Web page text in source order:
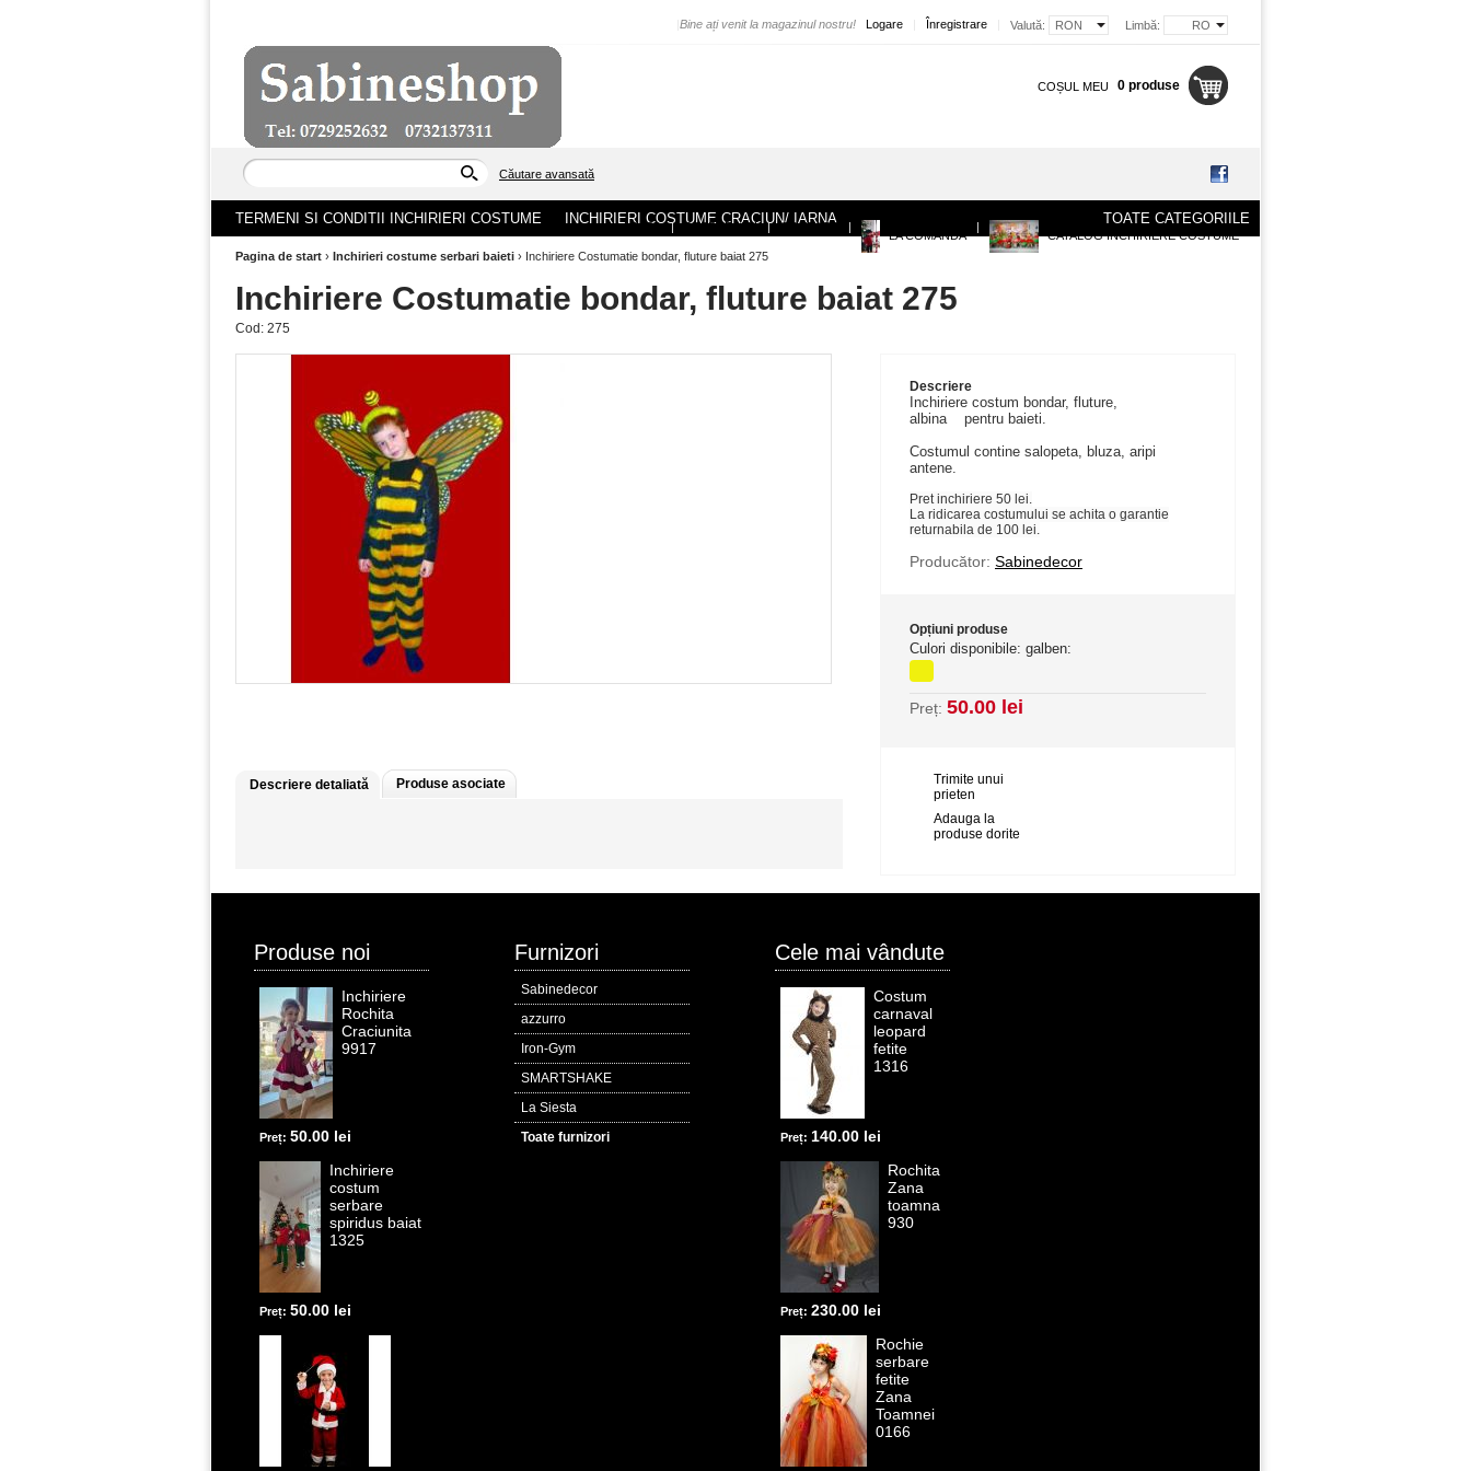
Limbă: RO
Valută: RON
Logare Înregistrare
Bine ați venit la magazinul nostru!
COȘUL MEU 0 produse
Căutare avansată
ACASA | DESPRE NOI | CONTACT |
LA COMANDA
|
CATALOG INCHIRIERE COSTUME
TERMENI SI CONDITII INCHIRIERI COSTUME INCHIRIERI COSTUME CRACIUN/ IARNA TOATE CATEGORIILE
Pagina de start › Inchirieri costume serbari baieti › Inchiriere Costumatie bondar, fluture baiat 275
Inchiriere Costumatie bondar, fluture baiat 275
Cod: 275
Descriere
Inchiriere costum bondar, fluture,
albina pentru baieti.
Costumul contine salopeta, bluza, aripi
antene.
Pret inchiriere 50 lei.
La ridicarea costumului se achita o garantie
returnabila de 100 lei.
Producător: Sabinedecor
Opțiuni produse
Culori disponibile: galben:
Preț: 50.00 lei
Trimite unui
prieten
Adauga la
produse dorite
Descriere detaliată Produse asociate
Produse noi
Inchiriere
Rochita
Craciunita
9917
Preț: 50.00 lei
Inchiriere
costum
serbare
spiridus baiat
1325
Preț: 50.00 lei
Furnizori
Sabinedecor
azzurro
Iron-Gym
SMARTSHAKE
La Siesta
Toate furnizori
Cele mai vândute
Costum
carnaval
leopard
fetite
1316
Preț: 140.00 lei
Rochita
Zana
toamna
930
Preț: 230.00 lei
Rochie
serbare
fetite
Zana
Toamnei
0166